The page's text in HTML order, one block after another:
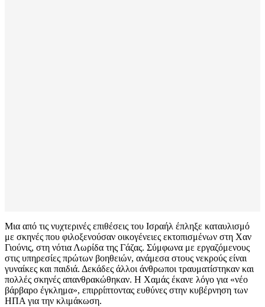
Μια από τις νυχτερινές επιθέσεις του Ισραήλ έπληξε καταυλισμό
με σκηνές που φιλοξενούσαν οικογένειες εκτοπισμένων στη Χαν
Γιούνις, στη νότια Λωρίδα της Γάζας. Σύμφωνα με εργαζόμενους
στις υπηρεσίες πρώτων βοηθειών, ανάμεσα στους νεκρούς είναι
γυναίκες και παιδιά. Δεκάδες άλλοι άνθρωποι τραυματίστηκαν και
πολλές σκηνές απανθρακώθηκαν. Η Χαμάς έκανε λόγο για «νέο
βάρβαρο έγκλημα», επιρρίπτοντας ευθύνες στην κυβέρνηση των
ΗΠΑ για την κλιμάκωση.